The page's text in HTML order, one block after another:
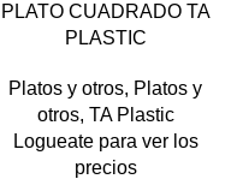
AMARILLO BARRO
BEIGE
CEMENTO
VERDE
PLATO CUADRADO TA
PLASTIC
Platos y otros, Platos y
otros, TA Plastic
Logueate para ver los
precios